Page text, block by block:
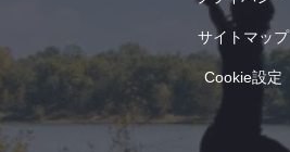
サイトマップ
Cookie設定